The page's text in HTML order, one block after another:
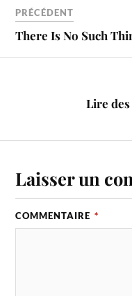
PRÉCÉDENT
There Is No Such
Lire
Laisser un
COMMENTAIRE *